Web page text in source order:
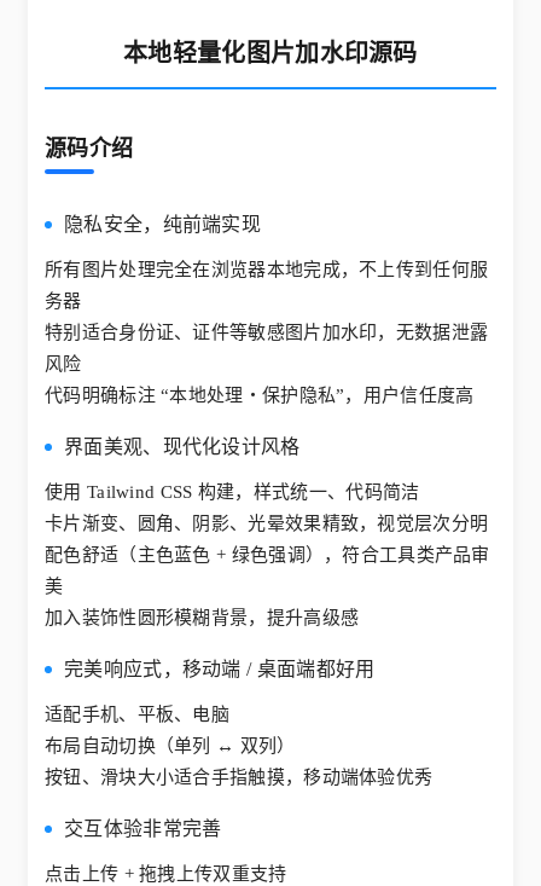
本地轻量化图片加水印源码
源码介绍
隐私安全，纯前端实现
所有图片处理完全在浏览器本地完成，不上传到任何服
务器
特别适合身份证、证件等敏感图片加水印，无数据泄露
风险
代码明确标注 “本地处理・保护隐私”，用户信任度高
界面美观、现代化设计风格
使用 Tailwind CSS 构建，样式统一、代码简洁
卡片渐变、圆角、阴影、光晕效果精致，视觉层次分明
配色舒适（主色蓝色 + 绿色强调），符合工具类产品审
美
加入装饰性圆形模糊背景，提升高级感
完美响应式，移动端 / 桌面端都好用
适配手机、平板、电脑
布局自动切换（单列 ↔ 双列）
按钮、滑块大小适合手指触摸，移动端体验优秀
交互体验非常完善
点击上传 + 拖拽上传双重支持